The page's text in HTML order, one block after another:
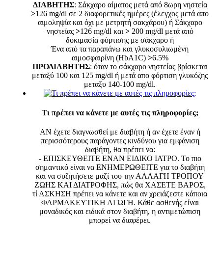
ΔΙΑΒΗΤΗΣ: Σάκχαρο αίματος μετά από 8ωρη νηστεία
>126 mg/dl σε 2 διαφορετικές ημέρες (έλεγχος μετά απο
αιμοληψία και όχι με μετρητή σακχάρου) ή Σάκχαρο
νηστείας >126 mg/dl και > 200 mg/dl μετά από
δοκιμασία φόρτισης με σάκχαρο ή
Ένα από τα παραπάνω και γλυκοσυλιωμένη
αιμοσφαιρίνη (HbA1C) >6.5%
ΠΡΟΔΙΑΒΗΤΗΣ: όταν το σάκχαρο νηστείας βρίσκεται
μεταξύ 100 και 125 mg/dl ή μετά απο φόρτιση γλυκόζης
μεταξυ 140-100 mg/dl.
Τι πρέπει να κάνετε με αυτές τις πληροφορίες;
ΑΝ έχετε διαγνωσθεί με διαβήτη ή αν έχετε έναν ή
περισσότερους παράγοντες κινδύνου για εμφάνιση
διαβήτη, θα πρέπει να:
- ΕΠΙΣΚΕΥΘΕΙΤΕ ΕΝΑΝ ΕΙΔΙΚΟ ΙΑΤΡΟ. Το πιο
σημαντικό είναι να ΕΝΗΜΕΡΩΘΕΙΤΕ για το διαβήτη
και να συζητήσετε μαζί του την ΑΛΛΑΓΗ ΤΡΟΠΟΥ
ΖΩΗΣ ΚΑΙ ΔΙΑΤΡΟΦΗΣ, πώς θα ΧΑΣΕΤΕ ΒΑΡΟΣ,
τί ΑΣΚΗΣΗ πρέπει να κάνετε και αν χρειάζεστε κάποια
ΦΑΡΜΑΚΕΥΤΙΚΗ ΑΓΩΓΗ. Κάθε ασθενής είναι
μοναδικός και ειδικά στον διαβήτη, η αντιμετώπιση
μπορεί να διαφέρει.